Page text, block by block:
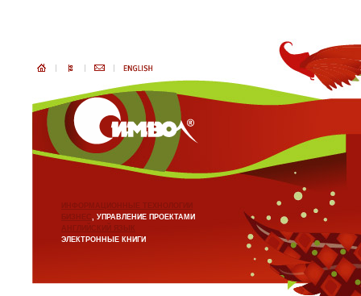
ИНФОРМАЦИОННЫЕ ТЕХНОЛОГИИ
БИЗНЕС, УПРАВЛЕНИЕ ПРОЕКТАМИ
АНГЛИЙСКИЙ ЯЗЫК
ЭЛЕКТРОННЫЕ КНИГИ